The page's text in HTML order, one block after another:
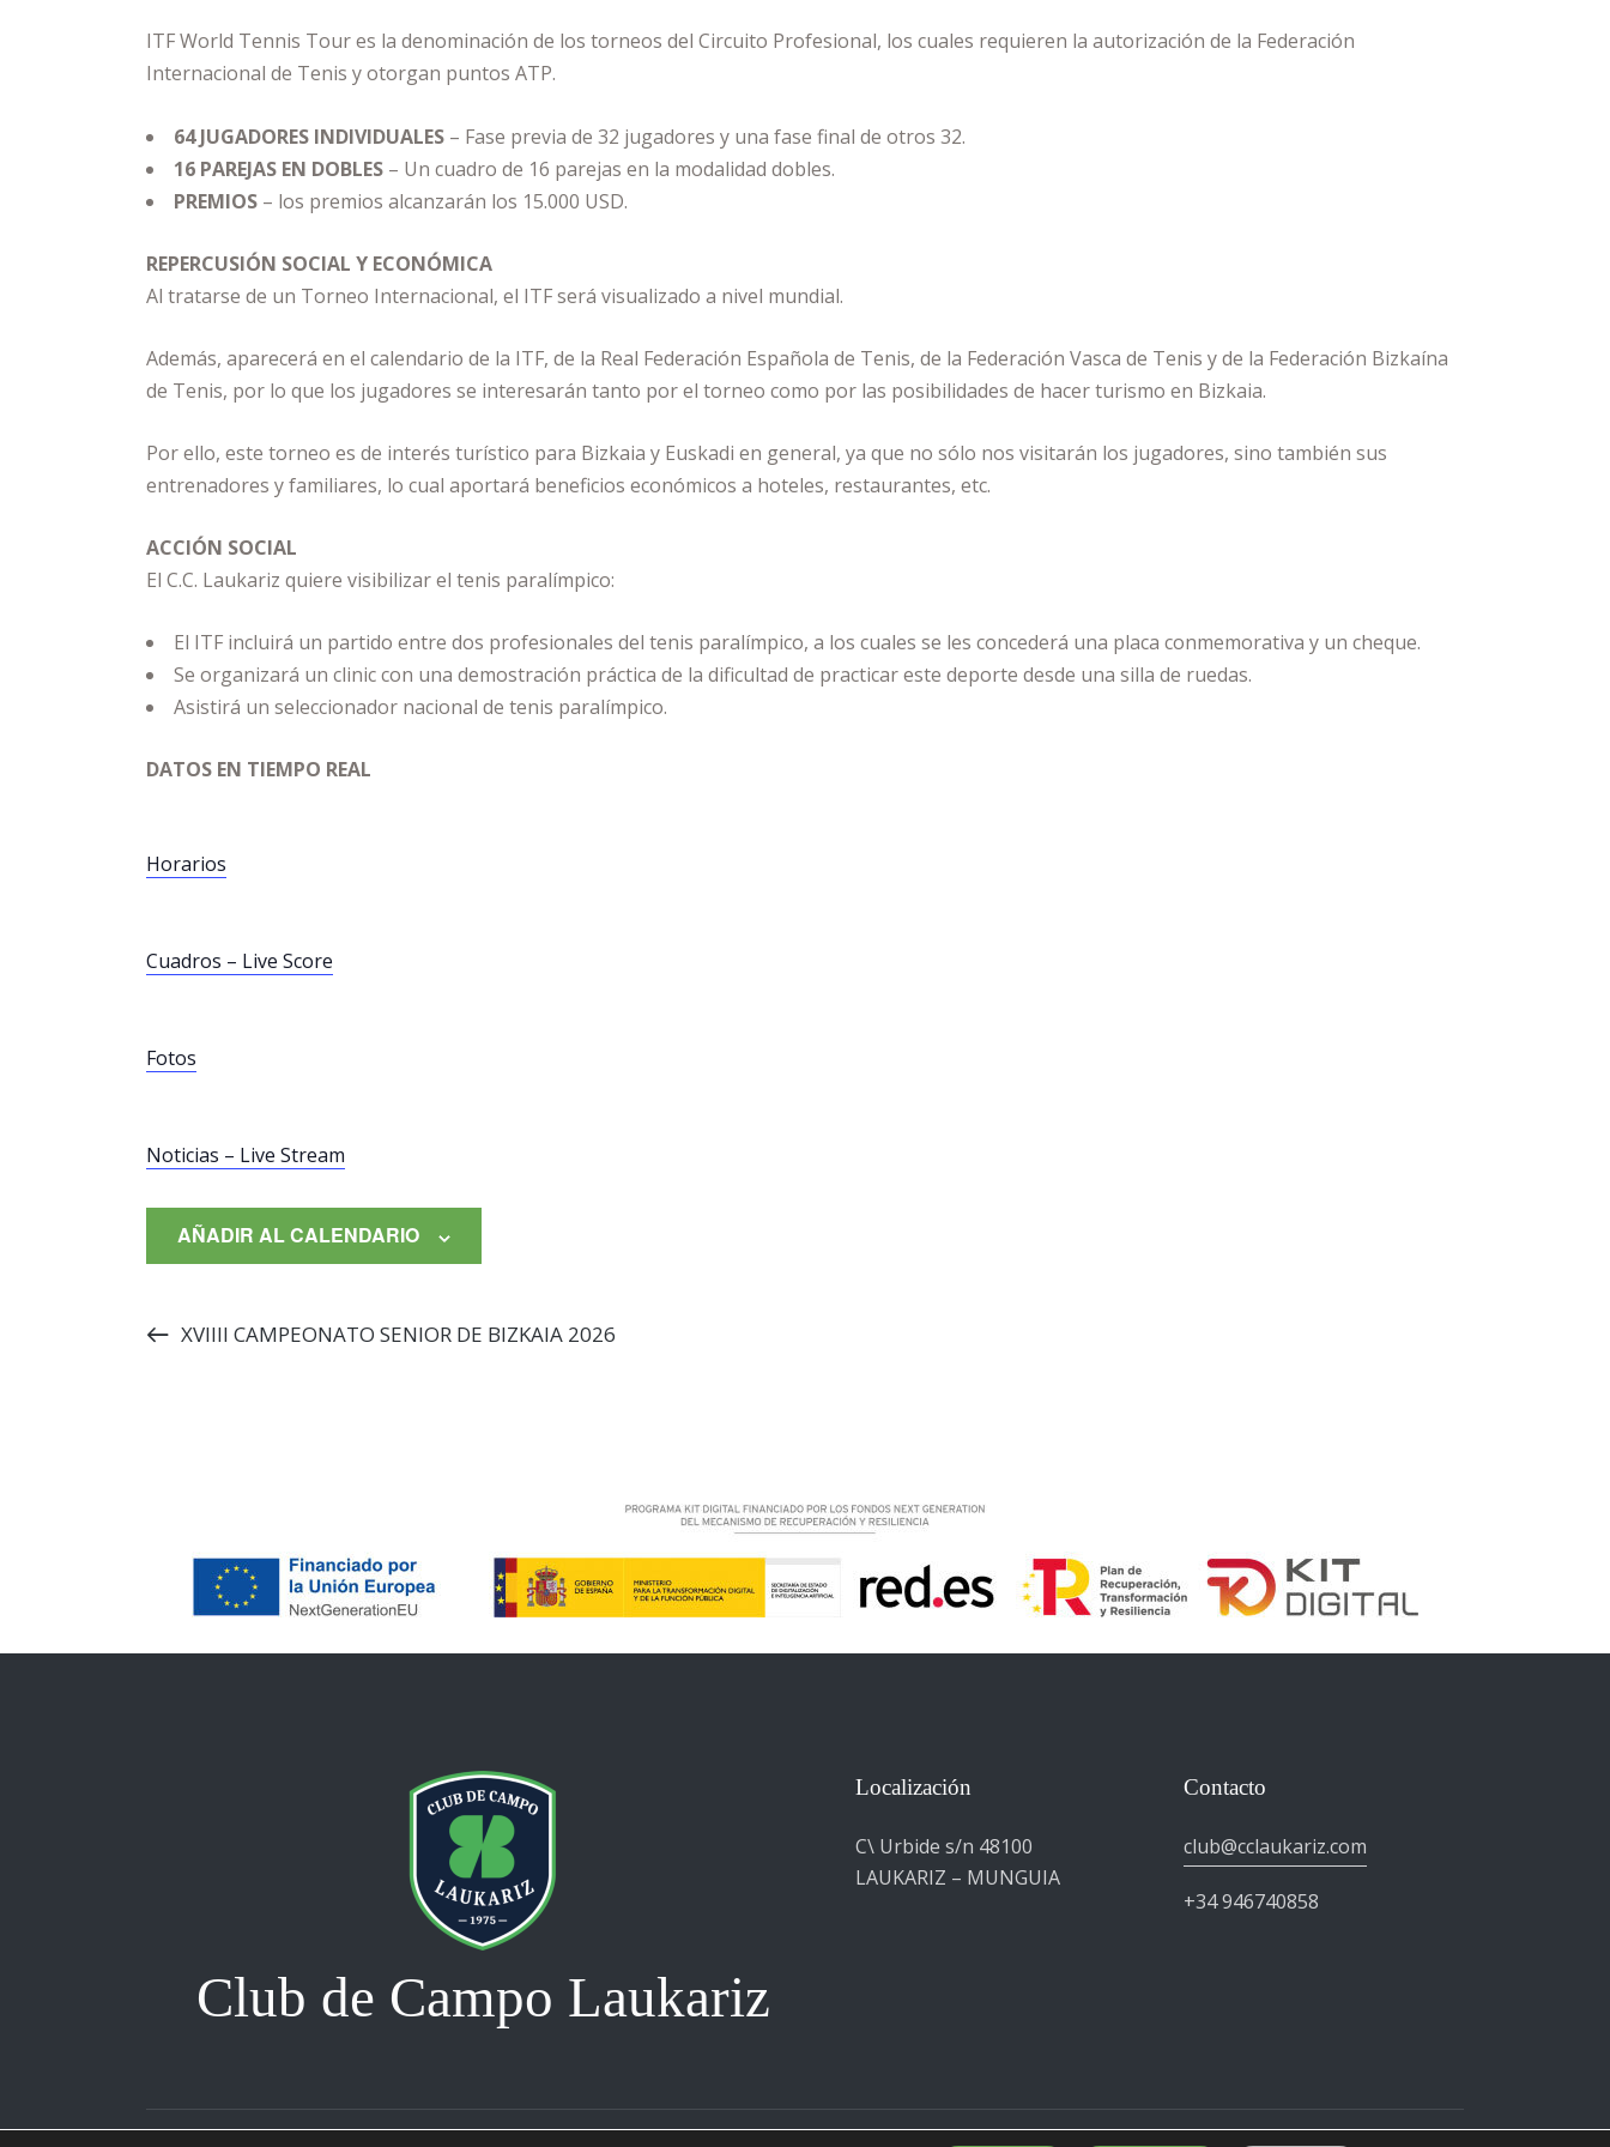
ITF World Tennis Tour es la denominación de los torneos del Circuito Profesional, los cuales requieren la autorización de la Federación
Internacional de Tenis y otorgan puntos ATP.
64 JUGADORES INDIVIDUALES – Fase previa de 32 jugadores y una fase final de otros 32.
16 PAREJAS EN DOBLES – Un cuadro de 16 parejas en la modalidad dobles.
PREMIOS – los premios alcanzarán los 15.000 USD.
REPERCUSIÓN SOCIAL Y ECONÓMICA
Al tratarse de un Torneo Internacional, el ITF será visualizado a nivel mundial.
Además, aparecerá en el calendario de la ITF, de la Real Federación Española de Tenis, de la Federación Vasca de Tenis y de la Federación Bizkaína
de Tenis, por lo que los jugadores se interesarán tanto por el torneo como por las posibilidades de hacer turismo en Bizkaia.
Por ello, este torneo es de interés turístico para Bizkaia y Euskadi en general, ya que no sólo nos visitarán los jugadores, sino también sus
entrenadores y familiares, lo cual aportará beneficios económicos a hoteles, restaurantes, etc.
ACCIÓN SOCIAL
El C.C. Laukariz quiere visibilizar el tenis paralímpico:
El ITF incluirá un partido entre dos profesionales del tenis paralímpico, a los cuales se les concederá una placa conmemorativa y un cheque.
Se organizará un clinic con una demostración práctica de la dificultad de practicar este deporte desde una silla de ruedas.
Asistirá un seleccionador nacional de tenis paralímpico.
DATOS EN TIEMPO REAL
Horarios
Cuadros – Live Score
Fotos
Noticias – Live Stream
AÑADIR AL CALENDARIO
XVIIII CAMPEONATO SENIOR DE BIZKAIA 2026
Club de Campo Laukariz
Localización
C\ Urbide s/n 48100
LAUKARIZ – MUNGUIA
Contacto
club@cclaukariz.com
+34 946740858